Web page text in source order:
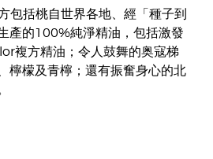
包括桃自世界各地、經「種子到
產的100%純淨精油，包括激發
複方精油；令人鼓舞的奥寇梯
檸檬及青檸；還有振奮身心的北